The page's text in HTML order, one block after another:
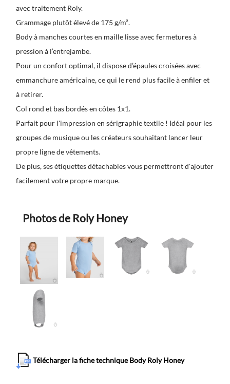
avec traitement Roly.
Grammage plutôt élevé de 175 g/m².
Body à manches courtes en maille lisse avec fermetures à
pression à l’entrejambe.
Pour un confort optimal, il dispose d’épaules croisées avec
emmanchure américaine, ce qui le rend plus facile à enfiler et
à retirer.
Col rond et bas bordés en côtes 1x1.
Parfait pour l'impression en sérigraphie textile ! Idéal pour les
groupes de musique ou les créateurs souhaitant lancer leur
propre ligne de vêtements.
De plus, ses étiquettes détachables vous permettront d'ajouter
facilement votre propre marque.
Photos de Roly Honey
Télécharger la fiche technique Body Roly Honey